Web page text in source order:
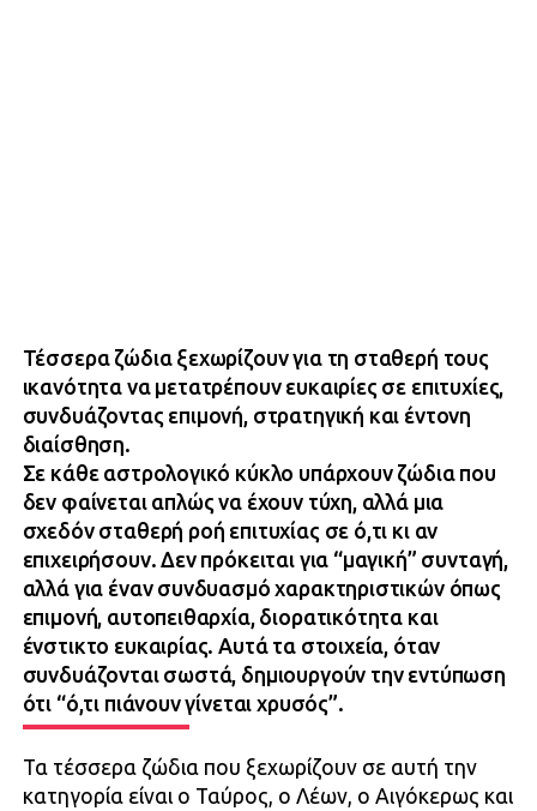
Τέσσερα ζώδια ξεχωρίζουν για τη σταθερή τους
ικανότητα να μετατρέπουν ευκαιρίες σε επιτυχίες,
συνδυάζοντας επιμονή, στρατηγική και έντονη
διαίσθηση.
Σε κάθε αστρολογικό κύκλο υπάρχουν ζώδια που
δεν φαίνεται απλώς να έχουν τύχη, αλλά μια
σχεδόν σταθερή ροή επιτυχίας σε ό,τι κι αν
επιχειρήσουν. Δεν πρόκειται για “μαγική” συνταγή,
αλλά για έναν συνδυασμό χαρακτηριστικών όπως
επιμονή, αυτοπειθαρχία, διορατικότητα και
ένστικτο ευκαιρίας. Αυτά τα στοιχεία, όταν
συνδυάζονται σωστά, δημιουργούν την εντύπωση
ότι “ό,τι πιάνουν γίνεται χρυσός”.
Τα τέσσερα ζώδια που ξεχωρίζουν σε αυτή την
κατηγορία είναι ο Ταύρος, ο Λέων, ο Αιγόκερως και